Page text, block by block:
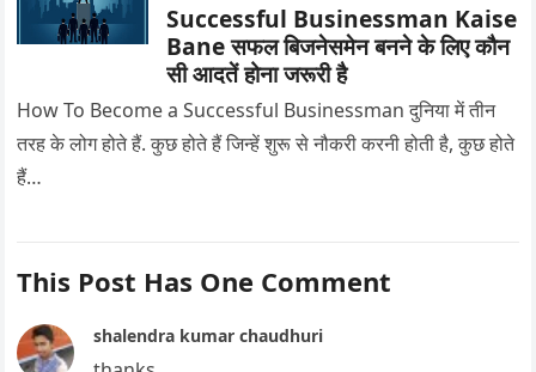
Successful Businessman Kaise
Bane सफल बिजनेसमेन बनने के लिए कौन
सी आदतें होना जरूरी है
How To Become a Successful Businessman दुनिया में तीन
तरह के लोग होते हैं. कुछ होते हैं जिन्हें शुरू से नौकरी करनी होती है, कुछ होते
हैं…
This Post Has One Comment
shalendra kumar chaudhuri